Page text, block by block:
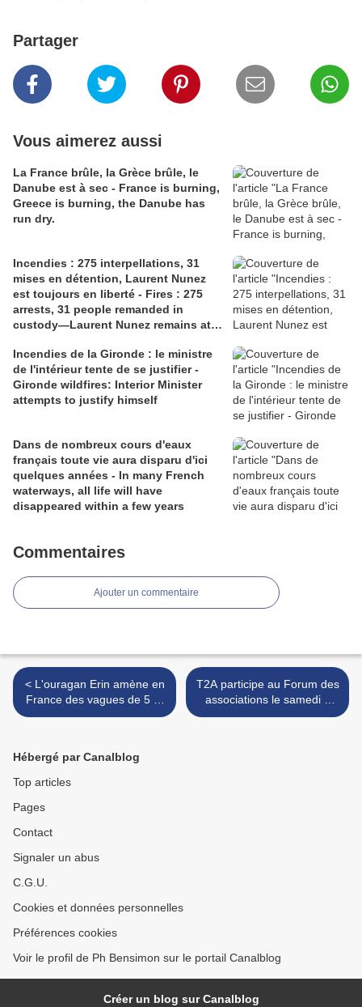
Partager
Vous aimerez aussi
La France brûle, la Grèce brûle, le
Danube est à sec - France is burning,
Greece is burning, the Danube has
run dry.
Incendies : 275 interpellations, 31
mises en détention, Laurent Nunez
est toujours en liberté - Fires : 275
arrests, 31 people remanded in
custody—Laurent Nunez remains at
Incendies de la Gironde : le ministre
de l'intérieur tente de se justifier -
Gironde wildfires: Interior Minister
attempts to justify himself
Dans de nombreux cours d'eaux
français toute vie aura disparu d'ici
quelques années - In many French
waterways, all life will have
disappeared within a few years
Commentaires
Ajouter un commentaire
< L'ouragan Erin amène en
France des vagues de 5 m
de haut - Hurricane Erin
T2A participe au Forum des
associations le samedi 6
septembre 2025 >
Hébergé par Canalblog
Top articles
Pages
Contact
Signaler un abus
C.G.U.
Cookies et données personnelles
Préférences cookies
Voir le profil de Ph Bensimon sur le portail Canalblog
Créer un blog sur Canalblog